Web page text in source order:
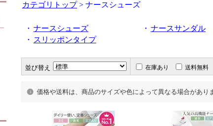
カテゴリトップ> ナースシューズ
・ ナースシューズ ・ ナースサンダル
・ スリッポンタイプ
並び替え 在庫あり 送料無料
価格や送料は、商品のサイズや色によって異なる場合があり